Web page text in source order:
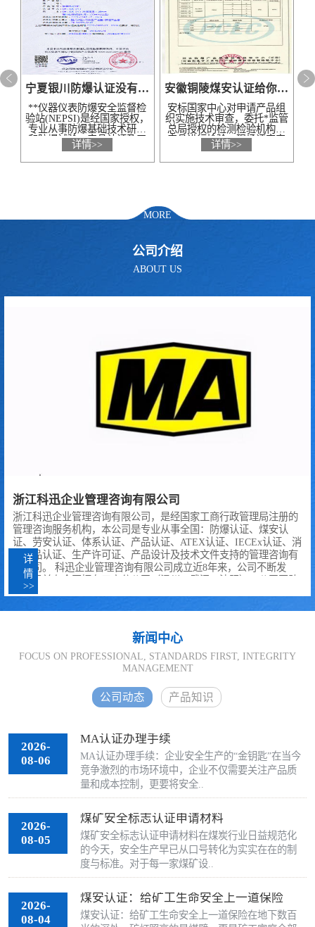
宁夏银川防爆认证没有做不到只有想不到
**仪器仪表防爆安全监督检
验站(NEPSI)是经国家授权，
专业从事防爆基础技术研究
和防爆试验、产品认证及工
程项目防爆安全检查、评价
的技术机构。NEPSI是国际
详情>>
安徽铜陵煤安认证给你优质周到好服务我从不含糊
安标国家中心对申请产品组
织实施技术审查，委托*监管
总局授权的检测检验机构对
产品进行检验。现场评审安
标国家中心组织评审组对申
请人的主体资格、生产能
详情>>
们有着丰富的实验室检验研
究和安全生产现场检测的经
电气产品生产许可证不得生
产防爆电气产品，任何单位
和个..
MORE
公司介绍
ABOUT US
浙江科迅企业管理咨询有限公司
浙江科迅企业管理咨询有限公司，是经国家工商行政管理局注册的
管理咨询服务机构，本公司是专业从事全国：防爆认证、煤安认
证、劳安认证、体系认证、产品认证、ATEX认证、IECEx认证、消
防产品认证、生产许可证、产品设计及技术文件支持的管理咨询有
限公司。 科迅企业管理咨询有限公司成立近8年来，公司不断发
展，目前在全国拥有三家分公司（温州、武汉、沈阳），公司团队
以扎实过硬的技术实力、热忱饱满的工作、枕戈待旦的行业警觉、
证机构、国家实验室有着良好的合作关系。公司拥有一批专业的咨
询师、技术精湛的工程师及专业的咨询服务团队，可为您及时提供
申请、咨询、技术支持、对策措施及获取认证等"一站式"服务。在
详
情
>>
新闻中心
FOCUS ON PROFESSIONAL, STANDARDS FIRST, INTEGRITY
MANAGEMENT
公司动态 产品知识
2026-
08-06
MA认证办理手续
MA认证办理手续：企业安全生产的“金钥匙”在当今
竞争激烈的市场环境中，企业不仅需要关注产品质
量和成本控制，更要将安全..
2026-
08-05
煤矿安全标志认证申请材料
煤矿安全标志认证申请材料在煤炭行业日益规范化
的今天，安全生产早已从口号转化为实实在在的制
度与标准。对于每一家煤矿设..
2026-
08-04
煤安认证：给矿工生命安全上一道保险
煤安认证：给矿工生命安全上一道保险在地下数百